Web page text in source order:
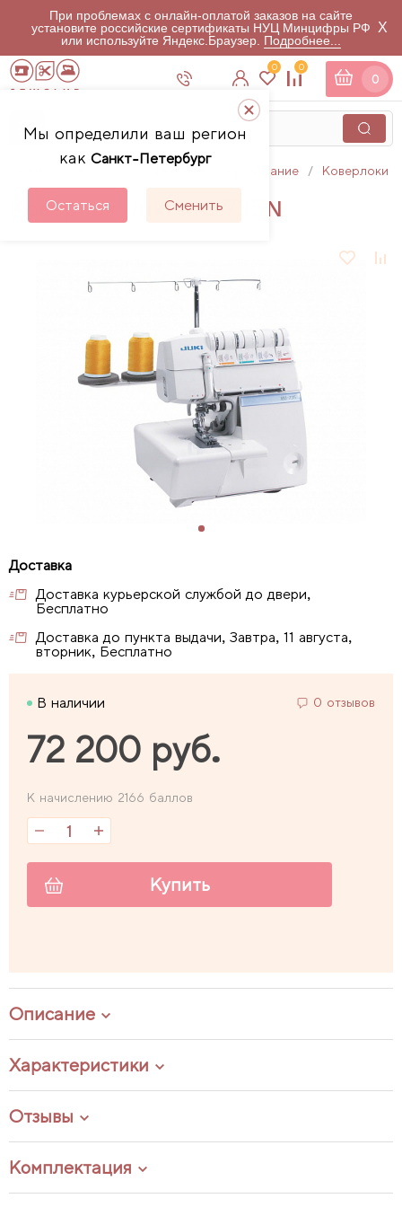
При проблемах с онлайн-оплатой заказов на сайте
установите российские сертификаты НУЦ Минцифры РФ
или используйте Яндекс.Браузер. Подробнее...
X
Мы определили ваш регион
как Санкт-Петербург
Остаться Сменить
0 0
0
Швейное оборудование Коверлоки
Коверлок Juki MO 735N
Доставка курьерской службой до двери,
Бесплатно
Доставка до пункта выдачи, Завтра, 11 августа,
вторник, Бесплатно
В наличии 0 отзывов
72 200 руб.
К начислению 2166 баллов
Купить
Описание
Характеристики
Отзывы
Комплектация